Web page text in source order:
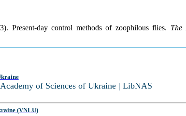
Present-day control methods of zoophilous flies. The
of Sciences of Ukraine | LibNAS
(VNLU)